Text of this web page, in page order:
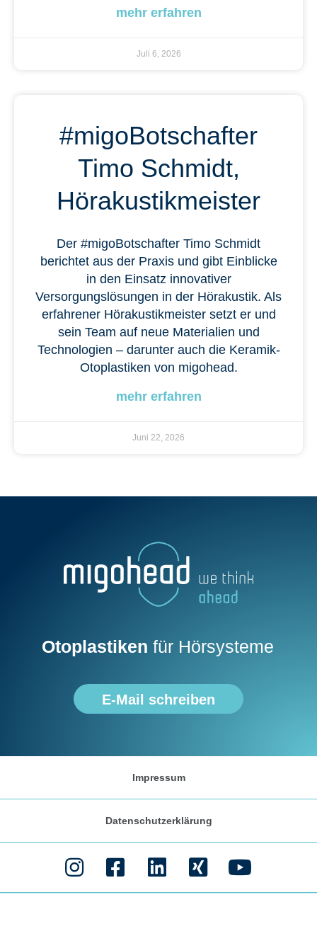
mehr erfahren
Juli 6, 2026
#migoBotschafter
Timo Schmidt,
Hörakustikmeister
Der #migoBotschafter Timo Schmidt
berichtet aus der Praxis und gibt Einblicke
in den Einsatz innovativer
Versorgungslösungen in der Hörakustik. Als
erfahrener Hörakustikmeister setzt er und
sein Team auf neue Materialien und
Technologien – darunter auch die Keramik-
Otoplastiken von migohead.
mehr erfahren
Juni 22, 2026
Otoplastiken für Hörsysteme
E-Mail schreiben
Impressum
Datenschutzerklärung